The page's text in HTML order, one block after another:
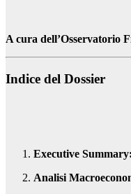
A cura dell’Osservatorio
Indice del Dossier
Executive Summary:
Analisi